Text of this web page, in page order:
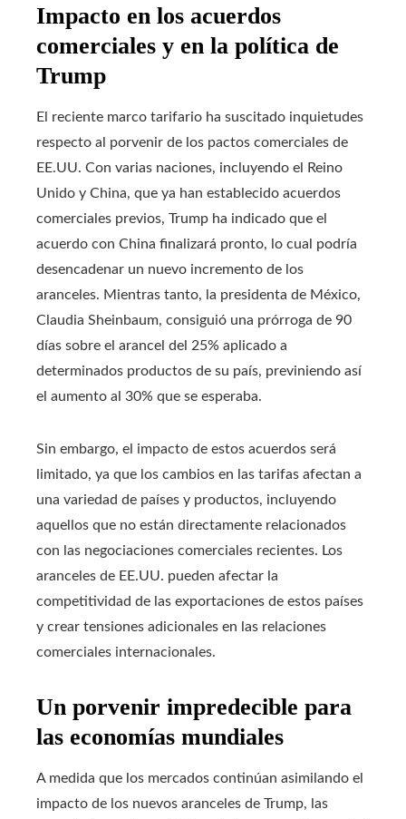
Impacto en los acuerdos
comerciales y en la política de
Trump
El reciente marco tarifario ha suscitado inquietudes
respecto al porvenir de los pactos comerciales de
EE.UU. Con varias naciones, incluyendo el Reino
Unido y China, que ya han establecido acuerdos
comerciales previos, Trump ha indicado que el
acuerdo con China finalizará pronto, lo cual podría
desencadenar un nuevo incremento de los
aranceles. Mientras tanto, la presidenta de México,
Claudia Sheinbaum, consiguió una prórroga de 90
días sobre el arancel del 25% aplicado a
determinados productos de su país, previniendo así
el aumento al 30% que se esperaba.
Sin embargo, el impacto de estos acuerdos será
limitado, ya que los cambios en las tarifas afectan a
una variedad de países y productos, incluyendo
aquellos que no están directamente relacionados
con las negociaciones comerciales recientes. Los
aranceles de EE.UU. pueden afectar la
competitividad de las exportaciones de estos países
y crear tensiones adicionales en las relaciones
comerciales internacionales.
Un porvenir impredecible para
las economías mundiales
A medida que los mercados continúan asimilando el
impacto de los nuevos aranceles de Trump, las